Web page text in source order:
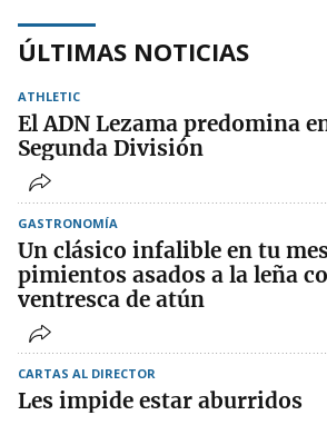
ÚLTIMAS NOTICIAS
ATHLETIC
El ADN Lezama predomina
Segunda División
GASTRONOMÍA
Un clásico infalible en tu
pimientos asados a la leña
ventresca de atún
CARTAS AL DIRECTOR
Les impide estar aburridos